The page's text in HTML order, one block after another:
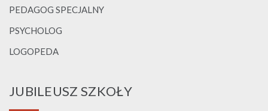
PEDAGOG SPECJALNY
PSYCHOLOG
LOGOPEDA
JUBILEUSZ SZKOŁY